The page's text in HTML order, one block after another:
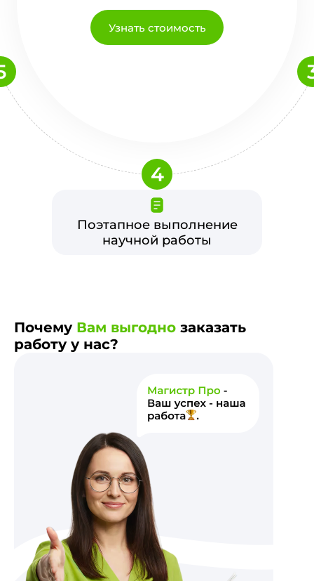
Узнать стоимость
Поэтапное выполнение
научной работы
4
Почему Вам выгодно заказать
работу у нас?